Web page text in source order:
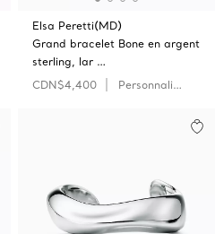
Elsa Peretti(MD)
Grand bracelet Bone en argent
sterling, lar …
CDN$4,400
Personnaliser